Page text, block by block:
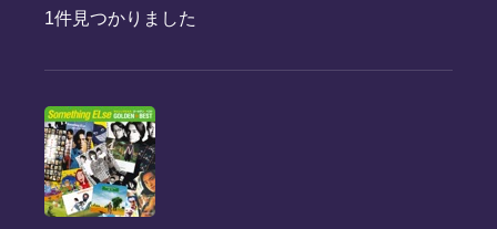
1件見つかりました